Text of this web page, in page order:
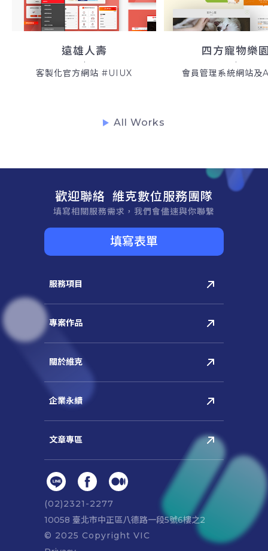
遠雄人壽
客製化官方網站 #UIUX
四方寵物樂
會員管理系統網站
All Works
(02)2321-2277
10058 臺北市中正區八德路⼀段5號6樓之2
© 2025 Copyright VIC
歡迎聯絡 維克數位服務團隊
填寫相關服務需求，我們會儘速與你聯繫
填寫表單